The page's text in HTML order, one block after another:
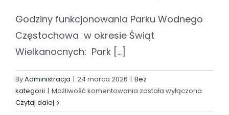
Godziny funkcjonowania Parku Wodnego
Częstochowa w okresie Świąt
Wielkanocnych: Park [...]
ByAdministracja | 24 marca 2026 | Bez
kategorii | Możliwość komentowania Godziny
została wyłączona
Czytaj dalej